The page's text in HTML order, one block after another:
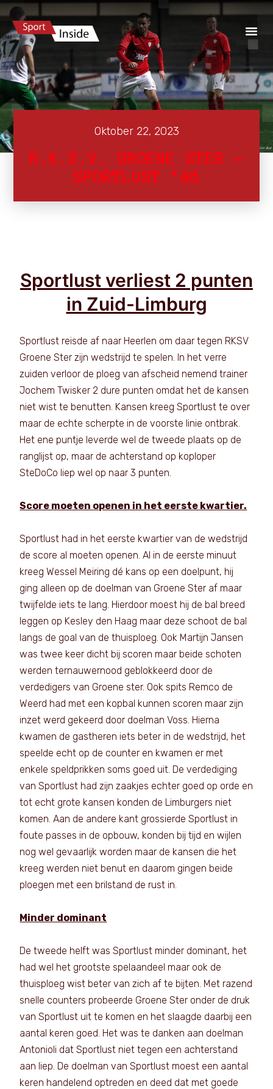
Oktober 22, 2023
R.K.S.V. GROENE STER –
SPORTLUST ’46
Sportlust verliest 2 punten
in Zuid-Limburg
Sportlust reisde af naar Heerlen om daar tegen RKSV
Groene Ster zijn wedstrijd te spelen. In het verre
zuiden verloor de ploeg van afscheid nemend trainer
Jochem Twisker 2 dure punten omdat het de kansen
niet wist te benutten. Kansen kreeg Sportlust te over
maar de echte scherpte in de voorste linie ontbrak.
Het ene puntje leverde wel de tweede plaats op de
ranglijst op, maar de achterstand op koploper
SteDoCo liep wel op naar 3 punten.
Score moeten openen in het eerste kwartier.
Sportlust had in het eerste kwartier van de wedstrijd
de score al moeten openen. Al in de eerste minuut
kreeg Wessel Meiring dé kans op een doelpunt, hij
ging alleen op de doelman van Groene Ster af maar
twijfelde iets te lang. Hierdoor moest hij de bal breed
leggen op Kesley den Haag maar deze schoot de bal
langs de goal van de thuisploeg. Ook Martijn Jansen
was twee keer dicht bij scoren maar beide schoten
werden ternauwernood geblokkeerd door de
verdedigers van Groene ster. Ook spits Remco de
Weerd had met een kopbal kunnen scoren maar zijn
inzet werd gekeerd door doelman Voss. Hierna
kwamen de gastheren iets beter in de wedstrijd, het
speelde echt op de counter en kwamen er met
enkele speldprikken soms goed uit. De verdediging
van Sportlust had zijn zaakjes echter goed op orde en
tot echt grote kansen konden de Limburgers niet
komen. Aan de andere kant grossierde Sportlust in
foute passes in de opbouw, konden bij tijd en wijlen
nog wel gevaarlijk worden maar de kansen die het
kreeg werden niet benut en daarom gingen beide
ploegen met een brilstand de rust in.
Minder dominant
De tweede helft was Sportlust minder dominant, het
had wel het grootste spelaandeel maar ook de
thuisploeg wist beter van zich af te bijten. Met razend
snelle counters probeerde Groene Ster onder de druk
van Sportlust uit te komen en het slaagde daarbij een
aantal keren goed. Het was te danken aan doelman
Antonioli dat Sportlust niet tegen een achterstand
aan liep. De doelman van Sportlust moest een aantal
keren handelend optreden en deed dat met goede